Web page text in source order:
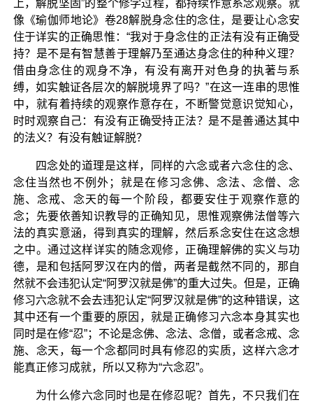
上，解脱坚固”的整个修学过程，都持续作意系念观察。就
像《瑜伽师地论》卷28解脱身念住的念住，是要让心念安
住于详实的正确思惟：“我对于身念住的正法有没有正确受
持？是不是有智慧善于理解乃至通达身念住的种种义理？
借由身念住的观身不净，有没有离开对色身的执著与系
缚，如实触证各层次的解脱境界了吗？”在这一连串的思惟
中，就有着持续的观察作意存在，不断警觉意识觉知心，
时时观察自己：有没有正确受持正法？是不是善通达其中
的法义？有没有触证解脱？
四念处的道理是这样，同样的六念或者六念住的念、
念住当然也不例外；就是在修习念佛、念法、念僧、念
施、念戒、念天的每一个阶段，都要安住于观察作意的
念；先要依善知识教导的正确知见，思惟观察佛法僧等六
法的真实意涵，得到真实的理解，然后系念安住在这念想
之中。通过这样详实的随念观修，正确理解佛的实义与功
德，是和包括阿罗汉在内的僧，两者是截然不同的，那自
然就不会违犯认定“阿罗汉就是佛”的重大过失。但是，正确
修习六念就不会去违犯认定“阿罗汉就是佛”的这种错误，这
其中还有一个重要的原因，就是正确修习六念本身其实也
同时是在修“忍”；不论是念佛、念法、念僧，或者念戒、念
施、念天，每一个念都同时具有修忍的实质，这样六念才
能真正修习成就，所以又称为“六念忍”。
为什么修六念同时也是在修忍呢？首先，不只我们在